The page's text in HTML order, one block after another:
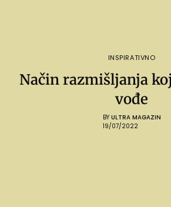
INSPIRATIVNO
Način razmišljanja
vođe
BY ULTRA MAGAZIN
19/07/2022